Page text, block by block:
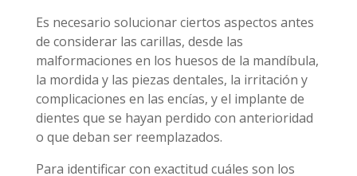
Es necesario solucionar ciertos aspectos antes
de considerar las carillas, desde las
malformaciones en los huesos de la mandíbula,
la mordida y las piezas dentales, la irritación y
complicaciones en las encías, y el implante de
dientes que se hayan perdido con anterioridad
o que deban ser reemplazados.
Para identificar con exactitud cuáles son los